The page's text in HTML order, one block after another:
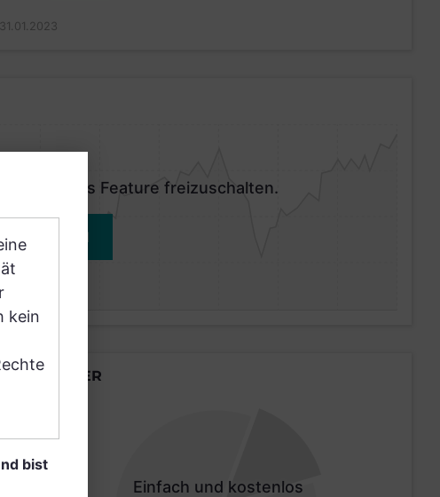
um dieses Feature freizuschalten.
ANMELDEN
LÄNDER
Einfach und kostenlos
kein
bist